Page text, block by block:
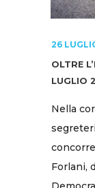
26
OLTRE
LUGLIO
Nella
Forlani,